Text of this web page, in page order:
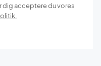
acceptere du vores